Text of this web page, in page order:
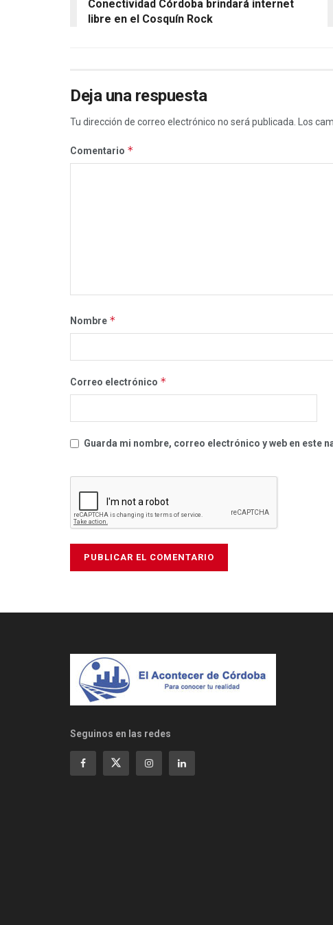
Conectividad Córdoba brindará internet
libre en el Cosquín Rock
Deja una respuesta
Tu dirección de correo electrónico no será publicada. Los
Comentario *
Nombre *
Correo electrónico *
Guarda mi nombre, correo electrónico y web en este
Seguinos en las redes